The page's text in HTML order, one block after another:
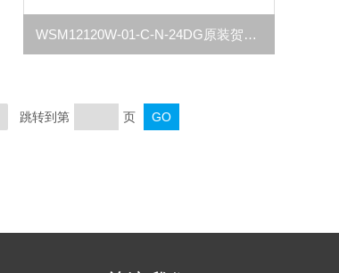
WSM12120W-01-C-N-24DG原装贺德克HYDAC WSM12120W插装电磁阀
跳转到第 页